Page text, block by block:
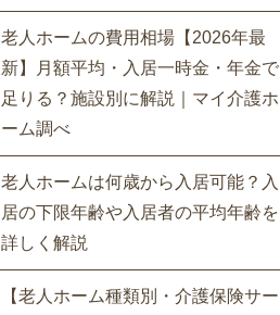
老人ホームの費用相場【2026年最
新】月額平均・入居一時金・年金で
足りる？施設別に解説｜マイ介護ホ
ーム調べ
老人ホームは何歳から入居可能？入
居の下限年齢や入居者の平均年齢を
詳しく解説
【老人ホーム種類別・介護保険サー